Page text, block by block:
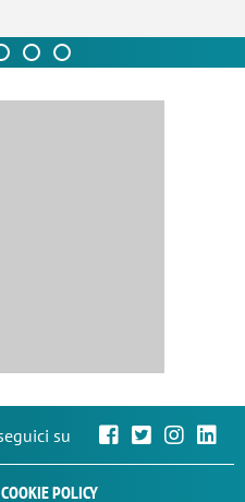
su
COOKIE POLICY